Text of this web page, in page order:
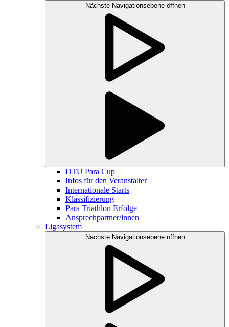
Nächste Navigationsebene öffnen
DTU Para Cup
Infos für den Veranstalter
Internationale Starts
Klassifizierung
Para Triathlon Erfolge
Ansprechpartner/innen
Ligasystem
Nächste Navigationsebene öffnen